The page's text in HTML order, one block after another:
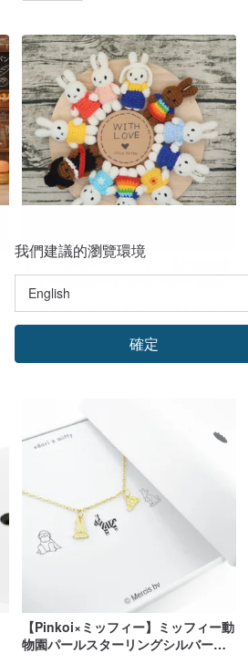
オランダ輸入 ミッフィー【かぎ針編
みキーホルダー】Just Dutch 公認正
規品
フランスのパパ | JolisPetits x Miffy
US$ 26.73
【Pinkoi×ミッフィー】ミッフィー動
物園パールスターリングシルバーブ
我們建議的瀏覽環境
確定